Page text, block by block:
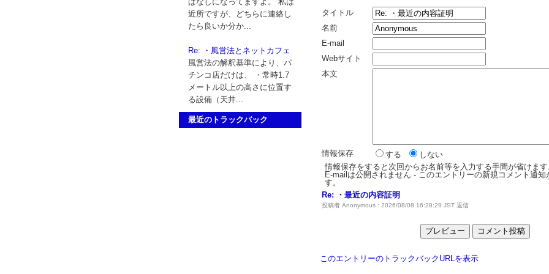
タイトル
名前
E-mail
Webサイト
本文
情報保存 する
しない
情報保存をすると次回からお名前等を入力する手間が省けます
E-mailは公開されません - このエントリーの新規コメント通知
す。
Re: ・最近の内容証明
投稿者 Anonymous : 2026/08/08 16:28:29 JST 返信
このエントリーのトラックバックURLを表示
近所ですが、どちらに連絡し
たら良いか分か...
Re: ・風営法とネットカフェ
風営法の解釈基準により、パ
チンコ店だけは、 ・常時1.7
メートル以上の高さに位置す
る設備（天井...
最近のトラックバック